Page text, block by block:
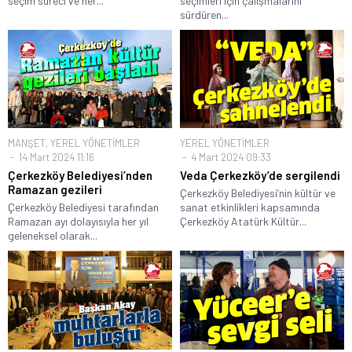
sürdüren...
MANŞET, YEREL YÖNETİMLER
14 Mart 2024 11:16
Çerkezköy Belediyesi’nden
Ramazan gezileri
Çerkezköy Belediyesi tarafından
Ramazan ayı dolayısıyla her yıl
geleneksel olarak...
YEREL YÖNETİMLER
4 Mart 2024 09:33
Veda Çerkezköy’de sergilendi
Çerkezköy Belediyesi’nin kültür ve
sanat etkinlikleri kapsamında
Çerkezköy Atatürk Kültür...